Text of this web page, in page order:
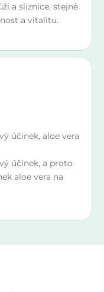
a sliznice, stejně
a vitalitu.
účinek, aloe vera
účinek, a proto
aloe vera na